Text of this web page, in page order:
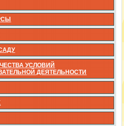
УСЛОВИЙ
ДЕЯТЕЛЬНОСТИ